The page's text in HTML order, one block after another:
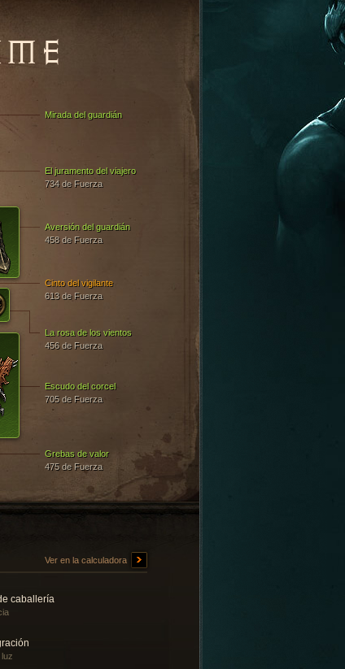
Mirada del guardián
Grebas de valor
475 de Fuerza
Aversión del guardián
458 de Fuerza
Escudo del corcel
705 de Fuerza
Cinto del vigilante
613 de Fuerza
La rosa de los vientos
456 de Fuerza
El juramento del viajero
734 de Fuerza
Ver en la calculadora
caballería